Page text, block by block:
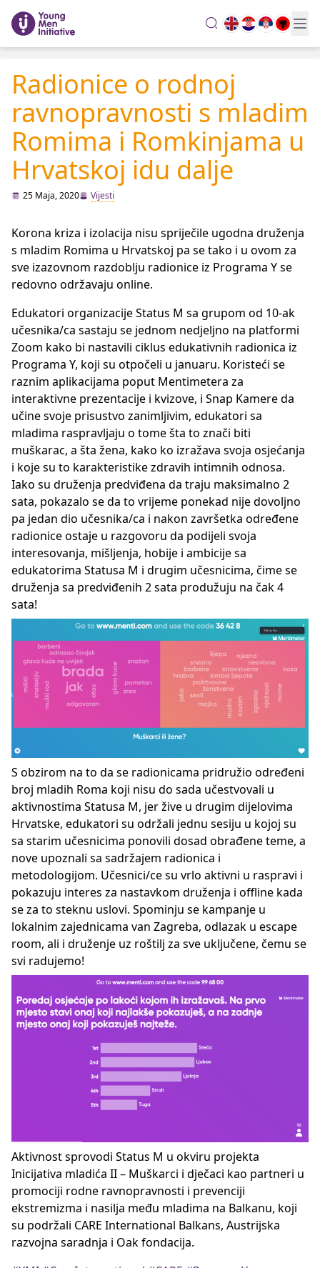
search
Radionice o rodnoj
ravnopravnosti s mladim
Romima i Romkinjama u
Hrvatskoj idu dalje
25 Maja, 2020 Vijesti
Korona kriza i izolacija nisu spriječile ugodna druženja
s mladim Romima u Hrvatskoj pa se tako i u ovom za
sve izazovnom razdoblju radionice iz Programa Y se
redovno održavaju online.
Edukatori organizacije Status M sa grupom od 10-ak
učesnika/ca sastaju se jednom nedjeljno na platformi
Zoom kako bi nastavili ciklus edukativnih radionica iz
Programa Y, koji su otpočeli u januaru. Koristeći se
raznim aplikacijama poput Mentimetera za
interaktivne prezentacije i kvizove, i Snap Kamere da
učine svoje prisustvo zanimljivim, edukatori sa
mladima raspravljaju o tome šta to znači biti
muškarac, a šta žena, kako ko izražava svoja osjećanja
i koje su to karakteristike zdravih intimnih odnosa.
Iako su druženja predviđena da traju maksimalno 2
sata, pokazalo se da to vrijeme ponekad nije dovoljno
pa jedan dio učesnika/ca i nakon završetka određene
radionice ostaje u razgovoru da podijeli svoja
interesovanja, mišljenja, hobije i ambicije sa
edukatorima Statusa M i drugim učesnicima, čime se
druženja sa predviđenih 2 sata produžuju na čak 4
sata!
S obzirom na to da se radionicama pridružio određeni
broj mladih Roma koji nisu do sada učestvovali u
aktivnostima Statusa M, jer žive u drugim dijelovima
Hrvatske, edukatori su održali jednu sesiju u kojoj su
sa starim učesnicima ponovili dosad obrađene teme, a
nove upoznali sa sadržajem radionica i
metodologijom. Učesnici/ce su vrlo aktivni u raspravi i
pokazuju interes za nastavkom druženja i offline kada
se za to steknu uslovi. Spominju se kampanje u
lokalnim zajednicama van Zagreba, odlazak u escape
room, ali i druženje uz roštilj za sve uključene, čemu se
svi radujemo!
Aktivnost sprovodi Status M u okviru projekta
Inicijativa mladića II – Muškarci i dječaci kao partneri u
promociji rodne ravnopravnosti i prevenciji
ekstremizma i nasilja među mladima na Balkanu, koji
su podržali CARE International Balkans, Austrijska
razvojna saradnja i Oak fondacija.